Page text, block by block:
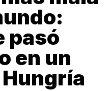
pasó
en un